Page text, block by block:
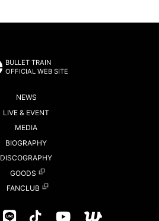
BULLET TRAIN
OFFICIAL WEB SITE
NEWS
LIVE & EVENT
MEDIA
BIOGRAPHY
DISCOGRAPHY
GOODS
FANCLUB